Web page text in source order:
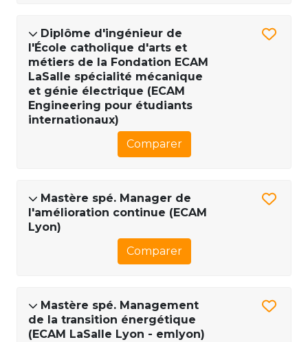
Diplôme d'ingénieur de
l'École catholique d'arts et
métiers de la Fondation ECAM
LaSalle spécialité mécanique
et génie électrique (ECAM
Engineering pour étudiants
internationaux)
Comparer
Mastère spé. Manager de
l'amélioration continue (ECAM
Lyon)
Comparer
Mastère spé. Management
de la transition énergétique
(ECAM LaSalle Lyon - emlyon)